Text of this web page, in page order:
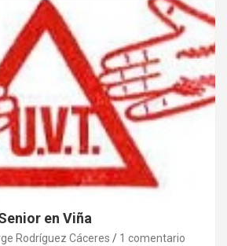
en Viña
Rodríguez Cáceres 1 comentario